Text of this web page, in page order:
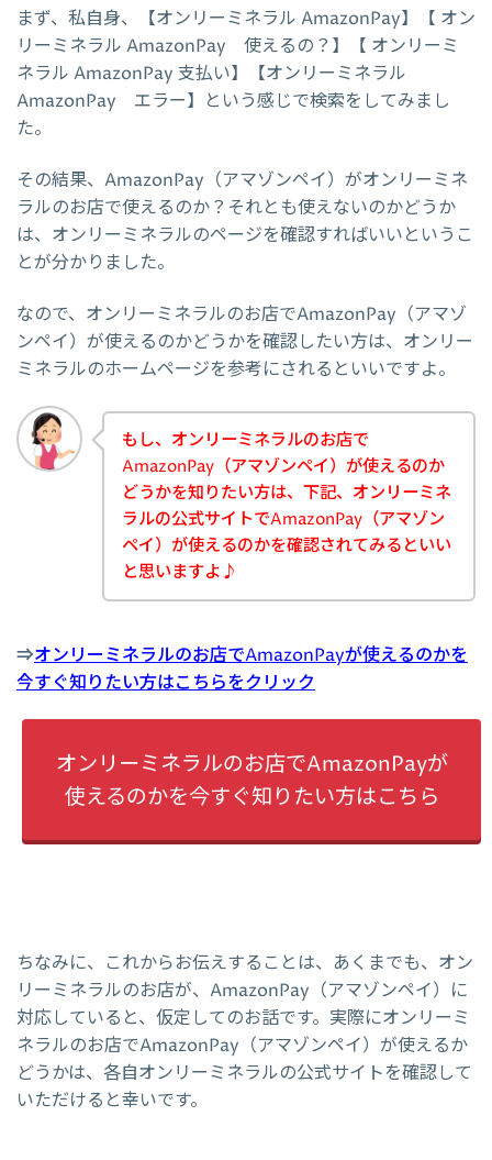
まず、私自身、【オンリーミネラル AmazonPay】【 オン
リーミネラル AmazonPay 使えるの？】【 オンリーミ
ネラル AmazonPay 支払い】【オンリーミネラル
AmazonPay エラー】という感じで検索をしてみまし
た。
その結果、AmazonPay（アマゾンペイ）がオンリーミネ
ラルのお店で使えるのか？それとも使えないのかどうか
は、オンリーミネラルのページを確認すればいいというこ
とが分かりました。
なので、オンリーミネラルのお店でAmazonPay（アマゾ
ンペイ）が使えるのかどうかを確認したい方は、オンリー
ミネラルのホームページを参考にされるといいですよ。
もし、オンリーミネラルのお店で
AmazonPay（アマゾンペイ）が使えるのか
どうかを知りたい方は、下記、オンリーミネ
ラルの公式サイトでAmazonPay（アマゾン
ペイ）が使えるのかを確認されてみるといい
と思いますよ♪
⇒オンリーミネラルのお店でAmazonPayが使えるのかを
今すぐ知りたい方はこちらをクリック
オンリーミネラルのお店でAmazonPayが
使えるのかを今すぐ知りたい方はこちら
ちなみに、これからお伝えすることは、あくまでも、オン
リーミネラルのお店が、AmazonPay（アマゾンペイ）に
対応していると、仮定してのお話です。実際にオンリーミ
ネラルのお店でAmazonPay（アマゾンペイ）が使えるか
どうかは、各自オンリーミネラルの公式サイトを確認して
いただけると幸いです。